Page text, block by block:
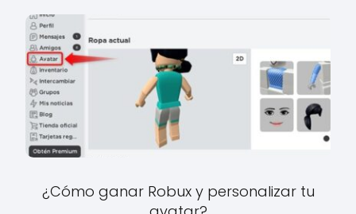
¿Cómo ganar Robux y personalizar tu